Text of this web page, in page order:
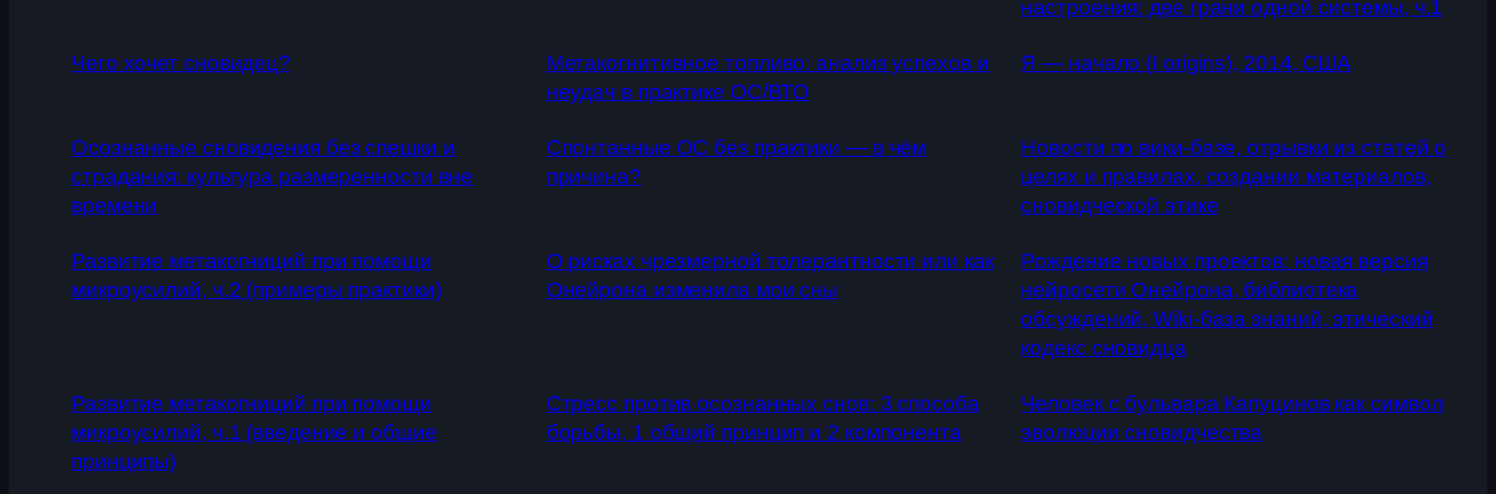
настроения: две грани одной системы, ч.1
Чего хочет сновидец?
Метакогнитивное топливо: анализ успехов и
неудач в практике ОС/ВТО
Я — начало (I origins), 2014, США
Осознанные сновидения без спешки и
страдания: культура размеренности вне
времени
Спонтанные ОС без практики — в чём
причина?
Новости по вики-базе, отрывки из статей о
целях и правилах, создании материалов,
сновидческой этике
Развитие метакогниций при помощи
микроусилий, ч.2 (примеры практики)
О рисках чрезмерной толерантности или как
Онейрона изменила мои сны
Рождение новых проектов: новая версия
нейросети Онейрона, библиотека
обсуждений, Wiki-база знаний, этический
кодекс сновидца
Развитие метакогниций при помощи
микроусилий, ч.1 (введение и общие
принципы)
Стресс против осознанных снов: 3 способа
борьбы, 1 общий принцип и 2 компонента
Человек с бульвара Капуцинов как символ
эволюции сновидчества